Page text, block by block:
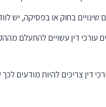
שינויים בחוק או בפסיקה, יש
עורכי דין עשויים להתעלם
דין צריכים להיות מודעים